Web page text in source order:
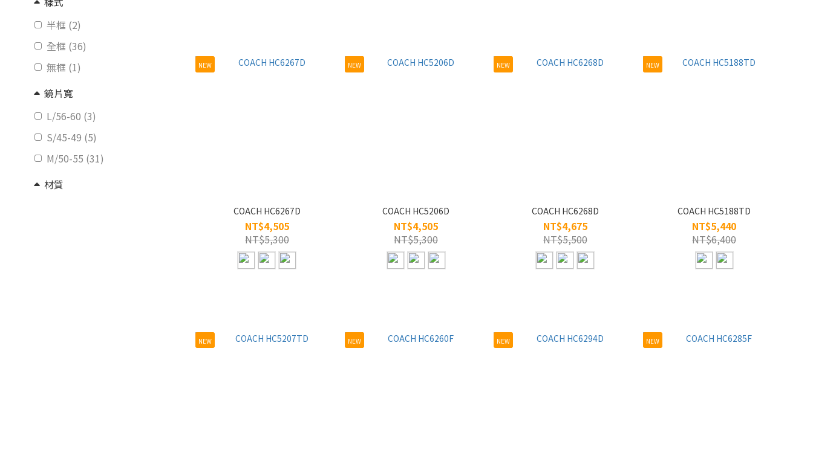
半框 (2)
全框 (36)
無框 (1)
鏡片寬
L/56-60 (3)
S/45-49 (5)
M/50-55 (31)
材質
NEW
COACH HC6267D
NT$4,505
NT$5,300
NEW
COACH HC5206D
NT$4,505
NT$5,300
NEW
COACH HC6268D
NT$4,675
NT$5,500
NEW
COACH HC5188TD
NT$5,440
NT$6,400
NEW NEW NEW NEW